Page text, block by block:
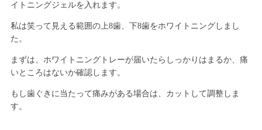
イトニングジェルを入れます。
私は笑って見える範囲の上8歯、下8歯をホワイトニングしまし
た。
まずは、ホワイトニングトレーが届いたらしっかりはまるか、痛
いところはないか確認します。
もし歯ぐきに当たって痛みがある場合は、カットして調整しま
す。